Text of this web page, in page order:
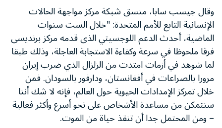
وقال جيسب سابا، منسق شبكة مركز مواجهة الحالات
الإنسانية التابع للأمم المتحدة: "خلال الست سنوات
الماضية، أحدث الدعم اللوجسيتي الذى قدمه مركز برنديسى
فرقا ملحوظا في سرعة وكفاءة الاستجابة العاجلة، وذلك طبقا
لما شوهد في أزمات امتدت من الزلزال الذي ضرب إيران
مرورا بالصراعات في أفغانستان، ودارفور بالسودان. فمن
خلال تمركز الإمدادات الحيوية حول العالم، فإنه لا شك أننا
سنتمكن من مساعدة الأشخاص على نحو أسرع وأكثر فعالية
– ومن المحتمل جدا أن تنقذ حياة من الموت.